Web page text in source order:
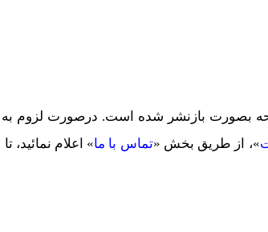
بصورت بازنشر شده است. درصورت لزوم به
»، از طریق بخش «تماس با ما» اعلام